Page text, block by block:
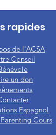
rapides
de l'ACSA
Conseil
un don
Espagnol
Cours